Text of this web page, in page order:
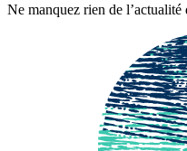
Ne manquez rien de